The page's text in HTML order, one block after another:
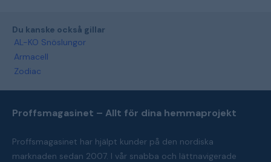
Du kanske också gillar
AL-KO Snöslungor
Armacell
Zodiac
Proffsmagasinet – Allt för dina hemmaprojekt
Proffsmagasinet har hjälpt kunder på den nordiska
marknaden sedan 2007. I vår snabba och lättnavigerade